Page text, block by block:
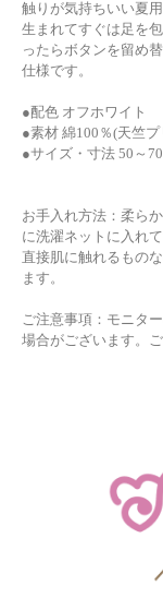
触りが気持ちいい夏用
生まれてすぐは足を
ったらボタンを留め
仕様です。
●配色 オフホワイト
●素材 綿100％(天竺
●サイズ・寸法 50～
お手入れ方法：柔ら
に洗濯ネットに入れ
直接肌に触れるもの
ます。
ご注意事項：モニタ
場合がございます。ご